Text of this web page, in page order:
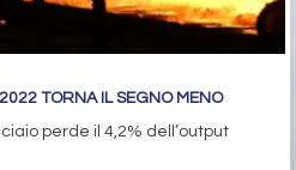
TORNA IL SEGNO MENO
perde il 4,2% dell’output